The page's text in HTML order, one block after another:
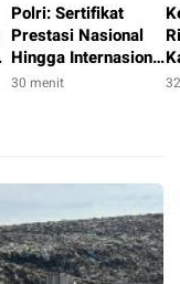
Polri: Sertifikat
Prestasi Nasional
Hingga Internasional
Tetap Ikuti Tahapan
30 menit